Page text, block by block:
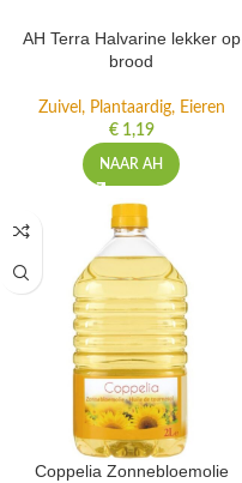
AH Terra Halvarine lekker op
brood
Zuivel, Plantaardig, Eieren
€1,19
NAAR AH
Coppelia Zonnebloemolie